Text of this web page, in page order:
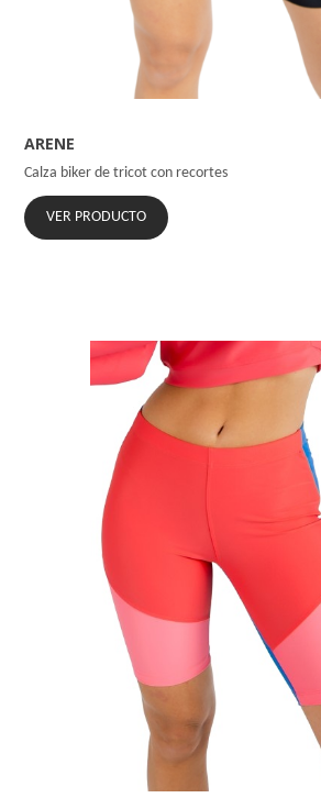
ARENE
Calza biker de tricot con recortes
VER PRODUCTO